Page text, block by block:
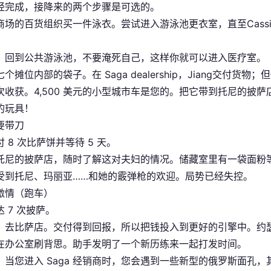
完成，接降来的两个步骤是可选的。
场的百货组织买一件泳衣。尝试进入游泳池更衣室，直至
回到公共游泳池，不要淹死自己，这样你就可以进入医疗室。
个摊位内部的袋子。在 Saga dealership，Jiang交付货物；
收获。4,500 美元的小型城市车是您的。把它带到托尼的披
具！
带刀
8 次比萨饼并等待 5 天。
尼的披萨店，随时了解这对夫妇的情况。储藏室里有一袋面
到托尼、玛丽亚……和她的霰弹枪的欢迎。局势已经失控。
（跑车）
7 次披萨。
去比萨店。交付得到回报，所以把钱投入到更好的引擎中。
办公室刷背思。助手发明了一个新历练来一起打发时间。
当您进入 Saga 经销商时，您会遇到一些新型的俄罗斯面孔